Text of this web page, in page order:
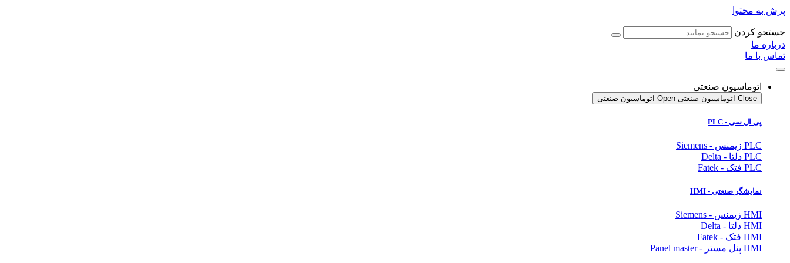
پرش به محتوا
جستجو کردن
درباره ما
تماس با ما
اتوماسیون صنعتی
Close اتوماسیون صنعتی Open اتوماسیون صنعتی
پی ال سی - PLC
PLC زیمنس - Siemens
PLC دلتا - Delta
PLC فتک - Fatek
نمایشگر صنعتی - HMI
HMI زیمنس - Siemens
HMI دلتا - Delta
HMI فتک - Fatek
HMI پنل مستر - Panel master